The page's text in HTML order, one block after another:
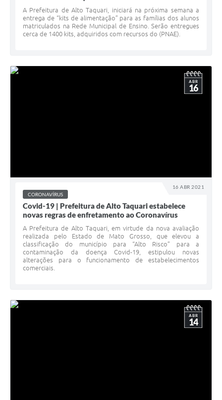
A Prefeitura de Alto Taquari, iniciará na próxima semana a
entrega de “kits de alimentação” para as famílias dos alunos
matriculados na Rede Municipal de Ensino. Serão entregues
cerca de 1400 kits, adquiridos com recursos do (PNAE).
16 ABR 2021
ABR
16
CORONAVÍRUS
Covid-19 | Prefeitura de Alto Taquari estabelece
novas regras de enfretamento ao Coronavírus
A Prefeitura de Alto Taquari, em virtude da nova avaliação
realizada pelo Estado de Mato Grosso, que elevou a
classificação do município para “Alto Risco” para a
contaminação da doença Covid-19, estipulou novas
alterações para o funcionamento de estabelecimentos
comerciais.
ABR
14